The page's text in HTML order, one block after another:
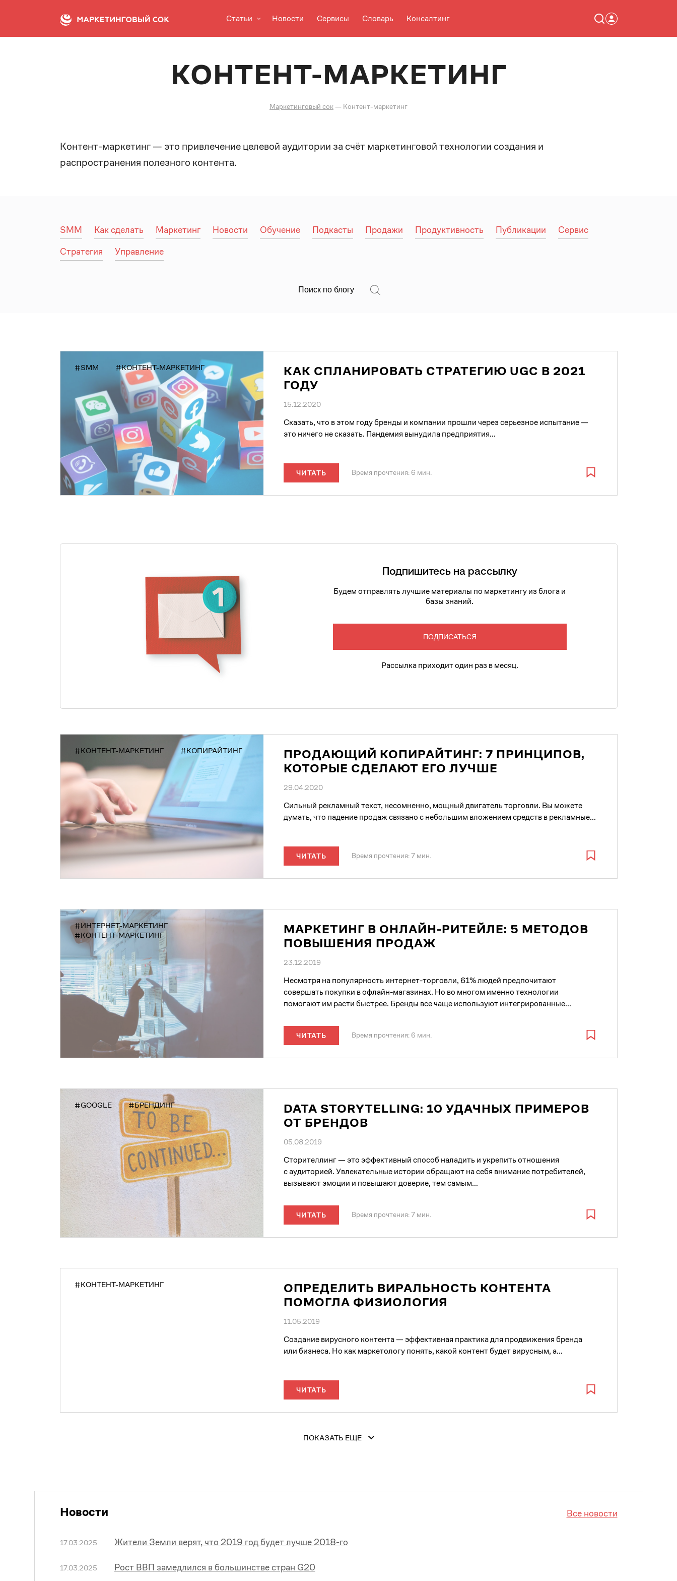
Статьи Новости Сервисы Словарь Консалтинг
КОНТЕНТ-МАРКЕТИНГ
Маркетинговый сок— Контент-маркетинг
Контент-маркетинг — это привлечение целевой аудитории за счёт маркетинговой технологии создания и
распространения полезного контента.
SMM Как сделать Маркетинг Новости Обучение Подкасты Продажи Продуктивность Публикации
Сервис
Стратегия
Управление
#SMM #КОНТЕНТ-МАРКЕТИНГ
КАК СПЛАНИРОВАТЬ СТРАТЕГИЮ UGC В 2021
ГОДУ
15.12.2020
Сказать, что в этом году бренды и компании прошли через серьезное испытание —
это ничего не сказать. Пандемия вынудила предприятия...
ЧИТАТЬ Время прочтения: 6 мин.
Подпишитесь на рассылку
Будем отправлять лучшие материалы по маркетингу из блога и
базы знаний.
ПОДПИСАТЬСЯ
Рассылка приходит один раз в месяц.
#КОНТЕНТ-МАРКЕТИНГ #КОПИРАЙТИНГ
ПРОДАЮЩИЙ КОПИРАЙТИНГ: 7 ПРИНЦИПОВ,
КОТОРЫЕ СДЕЛАЮТ ЕГО ЛУЧШЕ
29.04.2020
Сильный рекламный текст, несомненно, мощный двигатель торговли. Вы можете
думать, что падение продаж связано с небольшим вложением средств в рекламные...
ЧИТАТЬ Время прочтения: 7 мин.
#ИНТЕРНЕТ-МАРКЕТИНГ
#КОНТЕНТ-МАРКЕТИНГ
МАРКЕТИНГ В ОНЛАЙН-РИТЕЙЛЕ: 5 МЕТОДОВ
ПОВЫШЕНИЯ ПРОДАЖ
23.12.2019
Несмотря на популярность интернет-торговли, 61% людей предпочитают
совершать покупки в офлайн-магазинах. Но во многом именно технологии
помогают им расти быстрее. Бренды все чаще используют интегрированные...
ЧИТАТЬ Время прочтения: 6 мин.
#GOOGLE #БРЕНДИНГ
DATA STORYTELLING: 10 УДАЧНЫХ ПРИМЕРОВ
ОТ БРЕНДОВ
05.08.2019
Сторителлинг — это эффективный способ наладить и укрепить отношения
с аудиторией. Увлекательные истории обращают на себя внимание потребителей,
вызывают эмоции и повышают доверие, тем самым...
ЧИТАТЬ Время прочтения: 7 мин.
#КОНТЕНТ-МАРКЕТИНГ
ОПРЕДЕЛИТЬ ВИРАЛЬНОСТЬ КОНТЕНТА
ПОМОГЛА ФИЗИОЛОГИЯ
11.05.2019
Создание вирусного контента — эффективная практика для продвижения бренда
или бизнеса. Но как маркетологу понять, какой контент будет вирусным, а...
ЧИТАТЬ
ПОКАЗАТЬ ЕЩЕ
Новости Все новости
17.03.2025 Жители Земли верят, что 2019 год будет лучше 2018-го
17.03.2025 Рост ВВП замедлился в большинстве стран G20